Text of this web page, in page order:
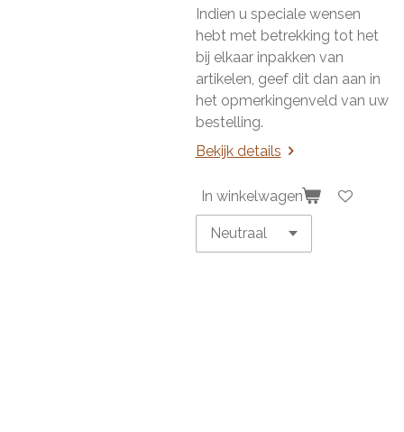
Indien u speciale wensen
hebt met betrekking tot het
bij elkaar inpakken van
artikelen, geef dit dan aan in
het opmerkingenveld van uw
bestelling.
Bekijk details
In winkelwagen